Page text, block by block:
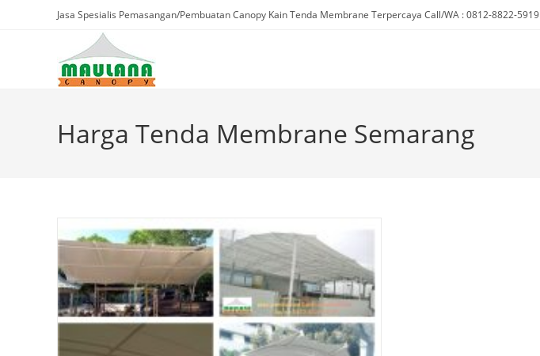
Jasa Spesialis Pemasangan/Pembuatan Canopy Kain Tenda Membrane Terpercaya Call/WA : 0812-8822-5919
Harga Tenda Membrane Semarang